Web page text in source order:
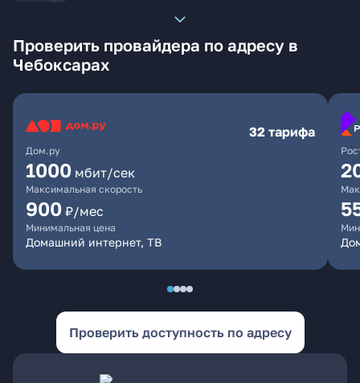
Проверить провайдера по адресу в
Чебоксарах
Дом.ру
32 тарифа
1000 мбит/сек
Максимальная скорость
900 ₽/мес
Минимальная цена
Домашний интернет, ТВ
Проверить доступность по адресу